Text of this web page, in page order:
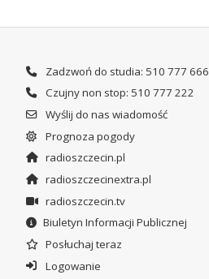
Zadzwoń do studia: 510 777 666
Czujny non stop: 510 777 222
Wyślij do nas wiadomość
Prognoza pogody
radioszczecin.pl
radioszczecinextra.pl
radioszczecin.tv
Biuletyn Informacji Publicznej
Posłuchaj teraz
Logowanie